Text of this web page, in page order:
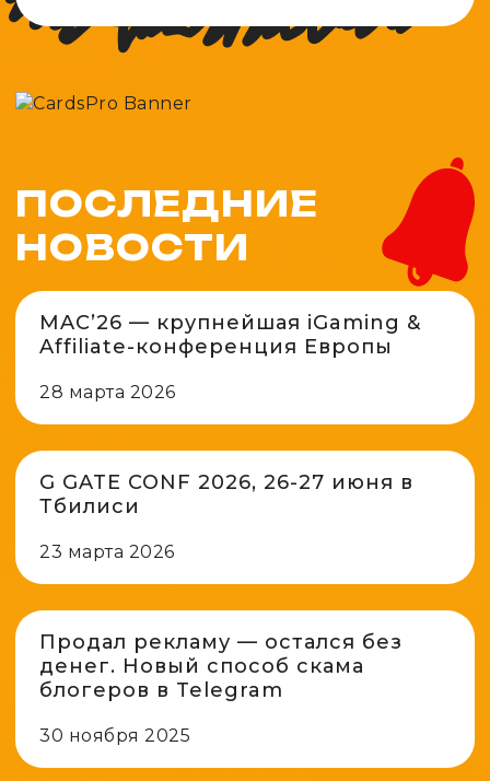
ПОСЛЕДНИЕ
НОВОСТИ
MAC’26 — крупнейшая iGaming &
Affiliate-конференция Европы
28 марта 2026
G GATE CONF 2026, 26-27 июня в
Тбилиси
23 марта 2026
Продал рекламу — остался без
денег. Новый способ скама
блогеров в Telegram
30 ноября 2025